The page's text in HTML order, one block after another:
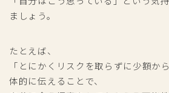
ましょう。
たとえば、
「とにかくリスクを取らずに少額か
体的に伝えることで、